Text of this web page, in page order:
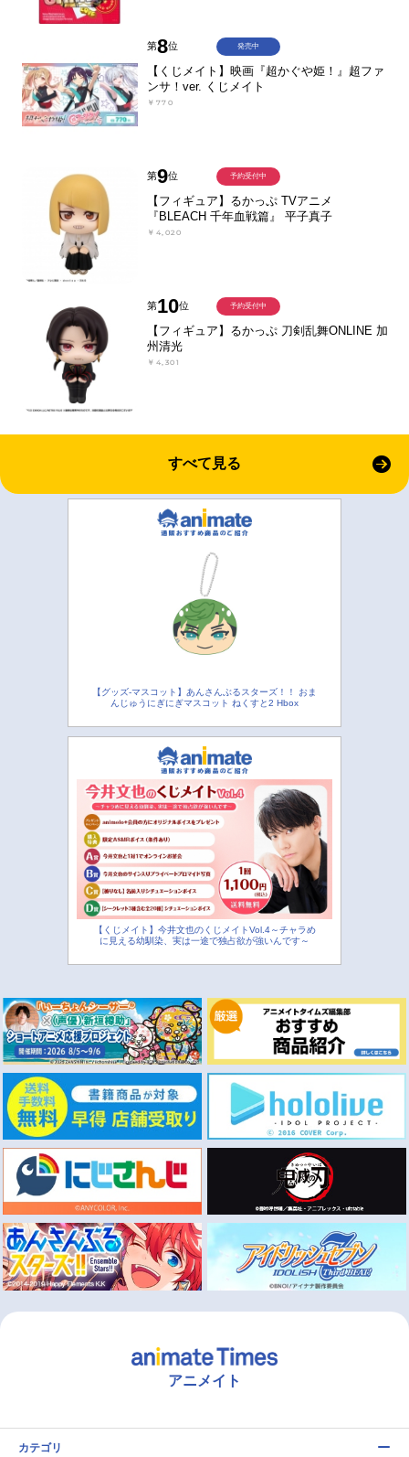
第8位
【くじメイト】映画『超かぐや姫！』超ファ
ンサ！ver. くじメイト
￥770
発売中
第9位
【フィギュア】るかっぷ TVアニメ
『BLEACH 千年血戦篇』 平子真子
￥4,020
予約受付中
第10位
【フィギュア】るかっぷ 刀剣乱舞ONLINE 加
州清光
￥4,301
予約受付中
すべて見る
【グッズ-マスコット】あんさんぶるスターズ！！ おま
んじゅうにぎにぎマスコット ねくすと2 Hbox
【くじメイト】今井文也のくじメイトVol.4～チャラめ
に見える幼馴染、実は一途で独占欲が強いんです～
アニメイト
カテゴリ